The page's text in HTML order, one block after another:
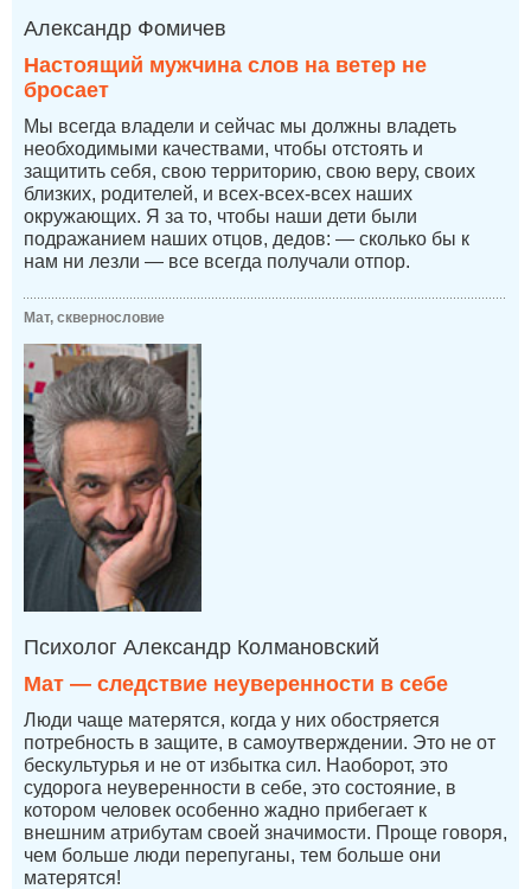
Александр Фомичев
Настоящий мужчина слов на ветер не
бросает
Мы всегда владели и сейчас мы должны владеть
необходимыми качествами, чтобы отстоять и
защитить себя, свою территорию, свою веру, своих
близких, родителей, и всех-всех-всех наших
окружающих. Я за то, чтобы наши дети были
подражанием наших отцов, дедов: — сколько бы к
нам ни лезли — все всегда получали отпор.
Мат, сквернословие
Психолог Александр Колмановский
Мат — следствие неуверенности в себе
Люди чаще матерятся, когда у них обостряется
потребность в защите, в самоутверждении. Это не от
бескультурья и не от избытка сил. Наоборот, это
судорога неуверенности в себе, это состояние, в
котором человек особенно жадно прибегает к
внешним атрибутам своей значимости. Проще говоря,
чем больше люди перепуганы, тем больше они
матерятся!